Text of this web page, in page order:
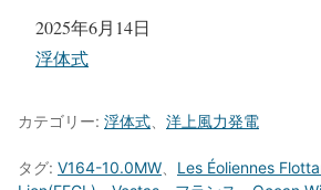
日付
2025年6月14日
関連理由
浮体式
カテゴリー: 浮体式 洋上風力発電
タグ: V164-10.0MW
Les Éoliennes